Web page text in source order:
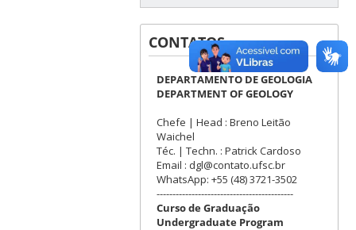
CONTATOS
DEPARTAMENTO DE GEOLOGIA
DEPARTMENT OF GEOLOGY
Chefe | Head : Breno Leitão
Waichel
Téc. | Techn. : Patrick Cardoso
Email : dgl@contato.ufsc.br
WhatsApp: +55 (48) 3721-3502
-------------------------------------------
Curso de Graduação
Undergraduate Program